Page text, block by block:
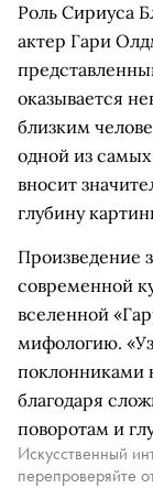
Роль Сириуса
актер Гари
оказывается
близким
одной из
вносит
глубину
Произведение
современной
вселенной
мифологию.
поклонниками
благодаря
поворотам и
Искусственный
перепроверяйте